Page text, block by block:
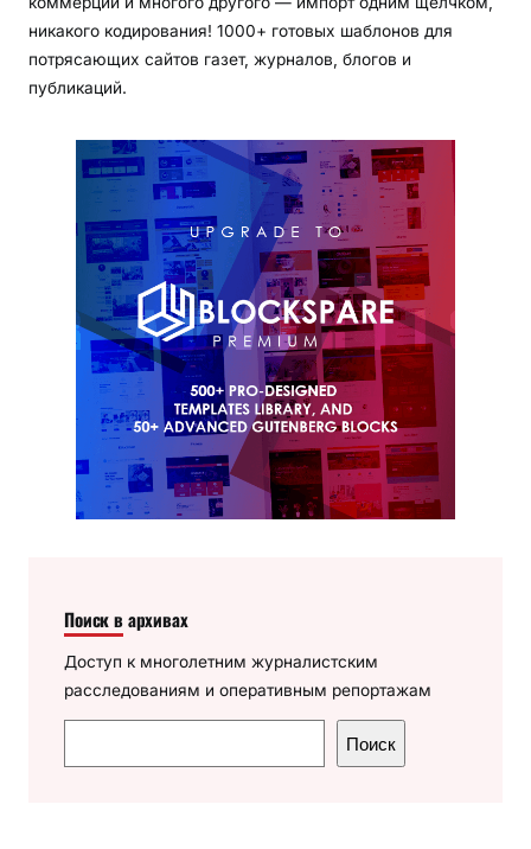
никакого кодирования! 1000+ готовых шаблонов для
потрясающих сайтов газет, журналов, блогов и
публикаций.
Поиск в архивах
Доступ к многолетним журналистским
расследованиям и оперативным репортажам
о
Поиск